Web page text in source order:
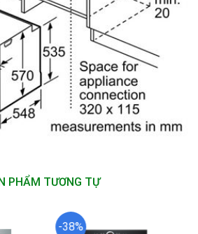
PHẨM TƯƠNG TỰ
-38%